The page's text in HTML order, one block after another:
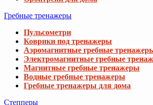
Гребные тренажеры
Пульсометри
Коврики под тренажеры
Аэромагнитные гребные
Электромагнитные гребные
Магнитные гребные тренажеры
Водные гребные тренажеры
Гребные тренажеры для дома
Степперы